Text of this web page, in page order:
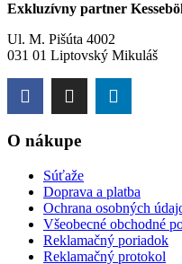
Exkluzívny partner
Ul. M. Pišúta 4002
031 01 Liptovský Mikuláš
O nákupe
Súťaže
Doprava a platba
Ochrana osobných
Všeobecné obchodné
Reklamačný poriadok
Reklamačný protokol